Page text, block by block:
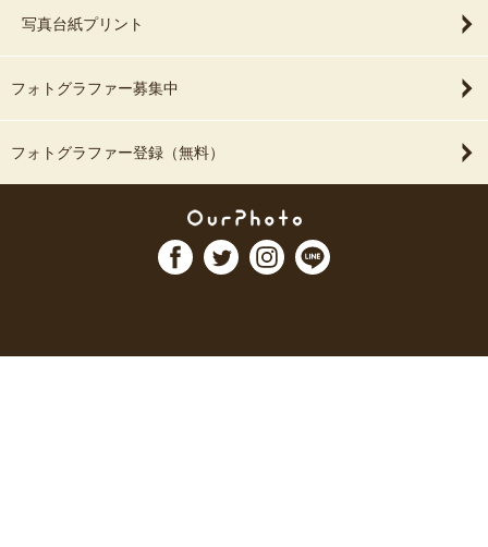
写真台紙プリント
フォトグラファー募集中
フォトグラファー登録（無料）